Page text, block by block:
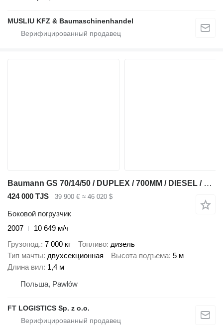
MUSLIU KFZ & Baumaschinenhandel
Baumann GS 70/14/50 / DUPLEX / 700MM / DIESEL / LIKE-NEW
424 000 TJS 39 900 € ≈ 46 020 $
Боковой погрузчик
2007
10 649 м/ч
Грузопод. 7 000 кг Топливо дизель
Тип мачты двухсекционная Высота подъема 5 м
Длина вил 1,4 м
Польша, Pawłów
FT LOGISTICS Sp. z o.o.